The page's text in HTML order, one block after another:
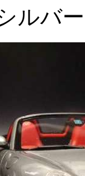
ルバ